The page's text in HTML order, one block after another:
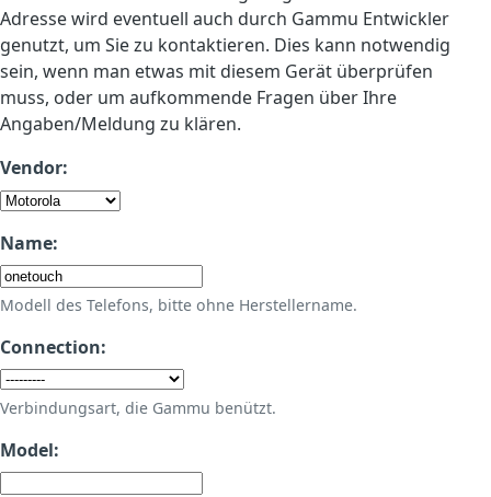
Adresse wird eventuell auch durch Gammu Entwickler
genutzt, um Sie zu kontaktieren. Dies kann notwendig
sein, wenn man etwas mit diesem Gerät überprüfen
muss, oder um aufkommende Fragen über Ihre
Angaben/Meldung zu klären.
Vendor:
Name:
Modell des Telefons, bitte ohne Herstellername.
Connection:
Verbindungsart, die Gammu benützt.
Model: